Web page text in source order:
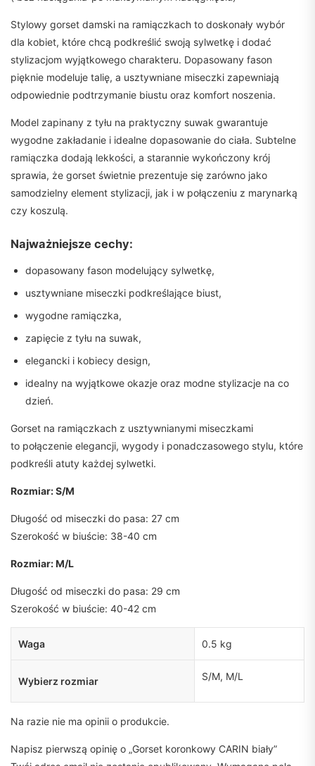
Stylowy gorset damski na ramiączkach to doskonały wybór
dla kobiet, które chcą podkreślić swoją sylwetkę i dodać
stylizacjom wyjątkowego charakteru. Dopasowany fason
pięknie modeluje talię, a usztywniane miseczki zapewniają
odpowiednie podtrzymanie biustu oraz komfort noszenia.
Model zapinany z tyłu na praktyczny suwak gwarantuje
wygodne zakładanie i idealne dopasowanie do ciała. Subtelne
ramiączka dodają lekkości, a starannie wykończony krój
sprawia, że gorset świetnie prezentuje się zarówno jako
samodzielny element stylizacji, jak i w połączeniu z marynarką
czy koszulą.
Najważniejsze cechy:
dopasowany fason modelujący sylwetkę,
usztywniane miseczki podkreślające biust,
wygodne ramiączka,
zapięcie z tyłu na suwak,
elegancki i kobiecy design,
idealny na wyjątkowe okazje oraz modne stylizacje na co
dzień.
Gorset na ramiączkach z usztywnianymi miseczkami
to połączenie elegancji, wygody i ponadczasowego stylu, które
podkreśli atuty każdej sylwetki.
Rozmiar: S/M
Długość od miseczki do pasa: 27 cm
Szerokość w biuście: 38-40 cm
Rozmiar: M/L
Długość od miseczki do pasa: 29 cm
Szerokość w biuście: 40-42 cm
Waga 0.5 kg
Wybierz rozmiar S/M, M/L
Na razie nie ma opinii o produkcie.
Napisz pierwszą opinię o „Gorset koronkowy CARIN biały”